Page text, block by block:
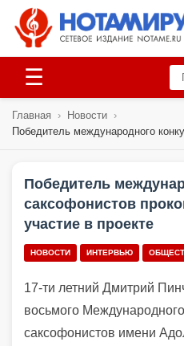
☰
Главная › Новости ›
Победитель международного
Победитель
саксофонистов
участие в проекте
НОВОСТИ ИНТЕРВЬЮ
17-ти летний Дмитрий
восьмого
саксофонистов имени